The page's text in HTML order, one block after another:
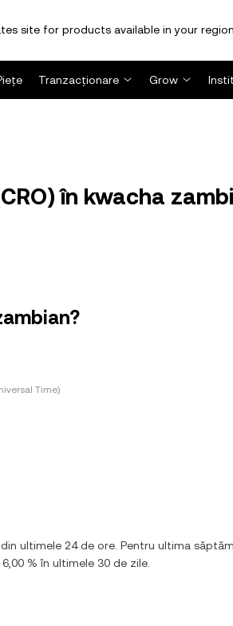
site for products available in your region.
Tranzacționare Grow
în kwacha
Time)
ultimele 24 de ore. Pentru ultima
% în ultimele 30 de zile.